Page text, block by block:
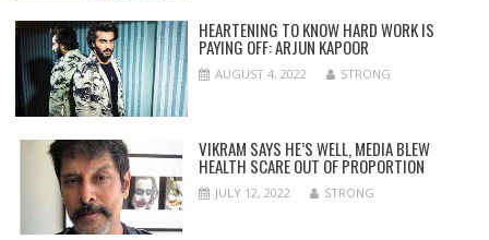
HEARTENING TO KNOW HARD WORK IS
PAYING OFF: ARJUN KAPOOR
AUGUST 4, 2022 STRONG
VIKRAM SAYS HE’S WELL, MEDIA BLEW
HEALTH SCARE OUT OF PROPORTION
JULY 12, 2022 STRONG